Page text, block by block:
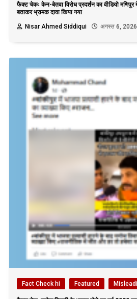
फैक्ट चेकः केन-बेतवा विरोध प्रदर्शन का वीडियो मणिपुर में
बताकर भ्रामक दावा किया गया
Nisar Ahmed Siddiqui
अगस्त 6, 2026
Fact Check hi Featured